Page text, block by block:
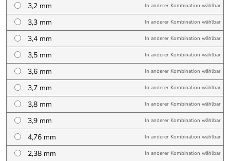
3,2 mm In anderer Kombination wählbar
3,3 mm In anderer Kombination wählbar
3,4 mm In anderer Kombination wählbar
3,5 mm In anderer Kombination wählbar
3,6 mm In anderer Kombination wählbar
3,7 mm In anderer Kombination wählbar
3,8 mm In anderer Kombination wählbar
3,9 mm In anderer Kombination wählbar
4,76 mm In anderer Kombination wählbar
2,38 mm In anderer Kombination wählbar